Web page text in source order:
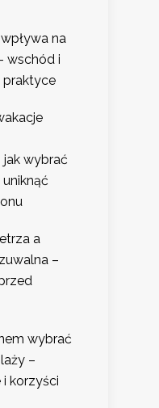
na
wschód i
praktyce
wybrać
a
–
wybrać
–
i korzyści